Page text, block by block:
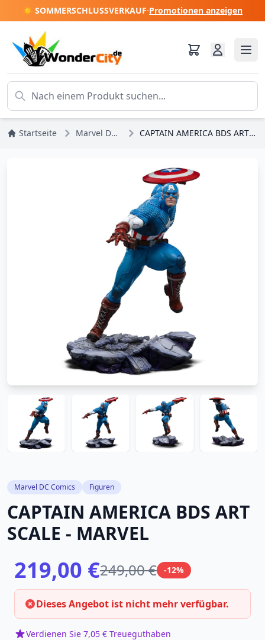
☀️ SOMMERSCHLUSSVERKAUF·Promotionen anzeigen
Startseite Marvel DC Comics CAPTAIN AMERICA BDS ART SCALE - MARVEL
Marvel DC Comics Figuren
CAPTAIN AMERICA BDS ART
SCALE - MARVEL
219,00 €249,00 € -12%
Dieses Angebot ist nicht mehr verfügbar.
Verdienen Sie 7,05 € Treueguthaben